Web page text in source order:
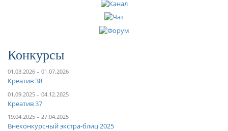
Конкурсы
01.03.2026 – 01.07.2026
Креатив 38
01.09.2025 – 04.12.2025
Креатив 37
19.04.2025 – 27.04.2025
Внеконкурсный экстра-блиц 2025